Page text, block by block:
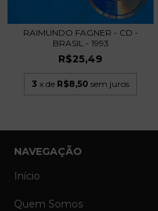
RAIMUNDO FAGNER - CD -
BRASIL - 1993
R$25,49
3 x de R$8,50 sem juros
NAVEGAÇÃO
Início
Quem Somos